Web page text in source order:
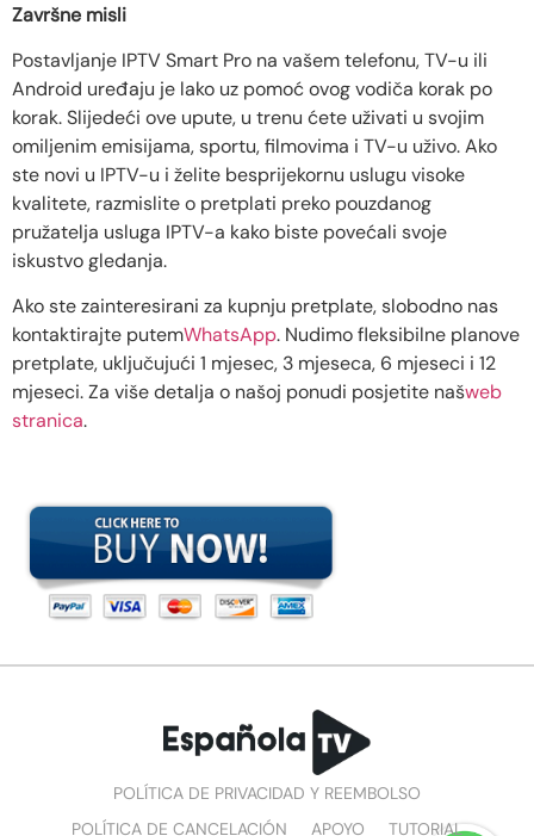
Završne misli
Postavljanje IPTV Smart Pro na vašem telefonu, TV-u ili
Android uređaju je lako uz pomoć ovog vodiča korak po
korak. Slijedeći ove upute, u trenu ćete uživati ​​u svojim
omiljenim emisijama, sportu, filmovima i TV-u uživo. Ako
ste novi u IPTV-u i želite besprijekornu uslugu visoke
kvalitete, razmislite o pretplati preko pouzdanog
pružatelja usluga IPTV-a kako biste povećali svoje
iskustvo gledanja.
Ako ste zainteresirani za kupnju pretplate, slobodno nas
kontaktirajte putemWhatsApp. Nudimo fleksibilne planove
pretplate, uključujući 1 mjesec, 3 mjeseca, 6 mjeseci i 12
mjeseci. Za više detalja o našoj ponudi posjetite našweb
stranica.
POLÍTICA DE PRIVACIDAD Y REEMBOLSO
POLÍTICA DE CANCELACIÓN
APOYO TUTORIAL